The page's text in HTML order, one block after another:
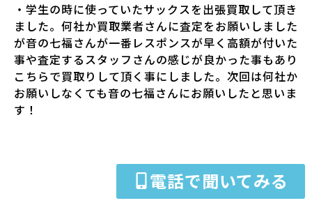
・学生の時に使っていたサックスを出張買取して頂き
ました。何社か買取業者さんに査定をお願いしました
が音の七福さんが一番レスポンスが早く高額が付いた
事や査定するスタッフさんの感じが良かった事もあり
こちらで買取りして頂く事にしました。次回は何社か
お願いしなくても音の七福さんにお願いしたと思いま
す！
電話で聞いてみる